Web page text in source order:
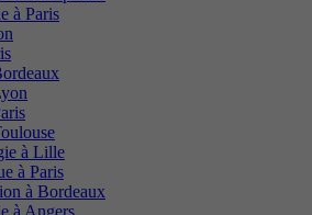
à Paris
à Lille
à Paris
à Bordeaux
à Angers